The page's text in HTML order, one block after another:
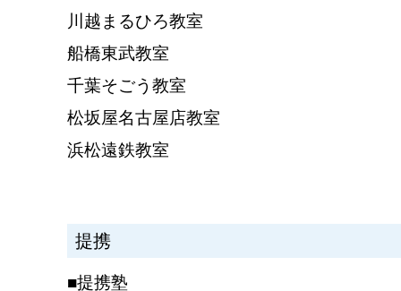
川越まるひろ教室
船橋東武教室
千葉そごう教室
松坂屋名古屋店教室
浜松遠鉄教室
提携
■提携塾